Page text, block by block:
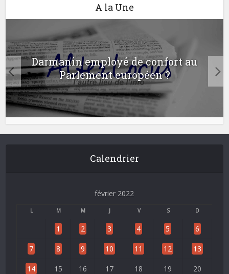
A la Une
Darmanin employé de confort au
Parlement européen ?
Calendrier
février 2022
L M M J V S D
1 2 3 4 5 6
7 8 9 10 11 12 13
14 15 16 17 18 19 20